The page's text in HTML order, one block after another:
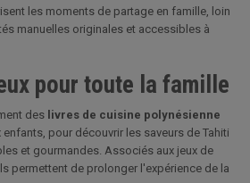
les moments de partage en famille, loin
manuelles originales et accessibles à
pour toute la famille
des livres de cuisine polynésienne
pour découvrir les saveurs de Tahiti
et gourmandes. Associés aux jeux de
permettent de prolonger l'expérience de la